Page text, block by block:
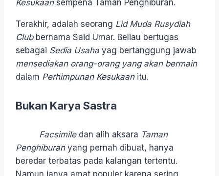
Kesukaansempena Taman Penghiburan.
Terakhir, adalah seorang Lid Muda Rusydiah
Clubbernama Said Umar. Beliau bertugas
sebagai Sedia Usaha yag bertanggung jawab
mensediakan orang-orang yang akan bermain
dalam Perhimpunan Kesukaanitu.
Bukan Karya Sastra
Facsimile dan alih aksara Taman
Penghiburanyang pernah dibuat, hanya
beredar terbatas pada kalangan tertentu.